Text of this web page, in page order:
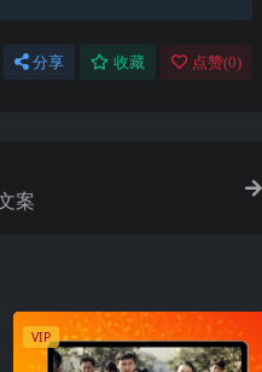
分享 收藏 点赞(0)
案
VIP